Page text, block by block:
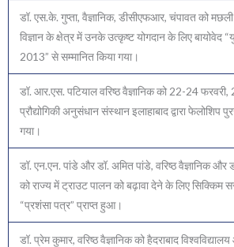
डॉ. एस.के. गुप्ता, वैज्ञानिक, डीसीएफआर, चंपावत को
विज्ञान के क्षेत्र में उनके उत्कृष्ट योगदान के लिए बायोवेद
2013” से सम्मानित किया गया।
डॉ. आर.एस. पटियाल वरिष्ठ वैज्ञानिक को 22-24
प्रौद्योगिकी अनुसंधान संस्थान इलाहाबाद द्वारा फेलोशिप
गया।
डॉ. एन.एन. पांडे और डॉ. अमित पांडे, वरिष्ठ वैज्ञानिक
को राज्य में ट्राउट पालन को बढ़ावा देने के लिए सिक्किम
“प्रशंसा पत्र” प्राप्त हुआ।
डॉ. प्रेम कुमार, वरिष्ठ वैज्ञानिक को हैदराबाद